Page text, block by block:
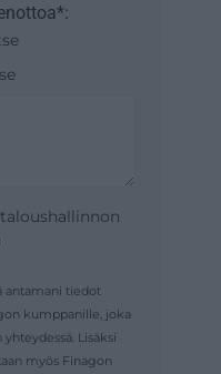
antamani tiedot
kumppanille, joka
Lisäksi
myös Finagon